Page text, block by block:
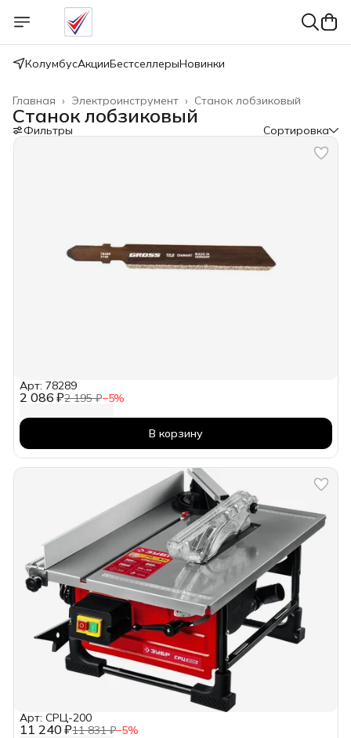
КолумбусАкцииБестселлерыНовинки
Станок лобзиковый
Электроинструмент ›
Главная ›
Станок лобзиковый
Фильтры Сортировка
2 086 ₽2 195 ₽−5%
Арт: 78289
В корзину
11 240 ₽11 831 ₽−5%
Арт: СРЦ-200